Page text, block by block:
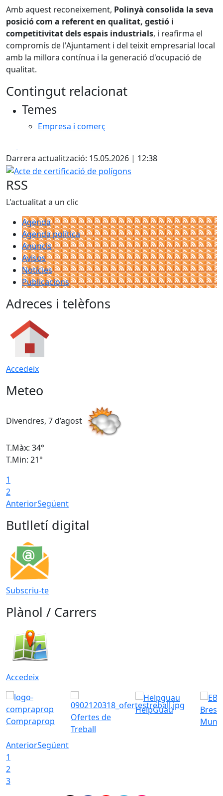
Amb aquest reconeixement, Polinyà consolida la seva
posició com a referent en qualitat, gestió i
competitivitat dels espais industrials, i reafirma el
compromís de l'Ajuntament i del teixit empresarial local
amb la millora contínua i la generació d'ocupació de
qualitat.
Contingut relacionat
Temes
Empresa i comerç
Darrera actualització: 15.05.2026 | 12:38
Acte de certificació de polígons
RSS
L'actualitat a un clic
Agenda
Agenda política
Anuncis
Avisos
Notícies
Publicacions
Adreces i telèfons
Accedeix
Meteo
Divendres, 7 d’agost
T.Màx: 34°
T.Min: 21°
1
2
AnteriorSegüent
Butlletí digital
Subscriu-te
Plànol / Carrers
Accedeix
Compraprop
Ofertes de
Treball
HelpGuau
AnteriorSegüent
1
2
3